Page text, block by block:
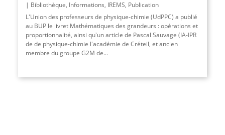
Bibliothèque, Informations, IREMS, Publication
L'Union des professeurs de physique-chimie (UdPPC) a publié
au BUP le livret Mathématiques des grandeurs : opérations et
proportionnalité, ainsi qu'un article de Pascal Sauvage (IA-IPR
de de physique-chimie l'académie de Créteil, et ancien
membre du groupe G2M de...